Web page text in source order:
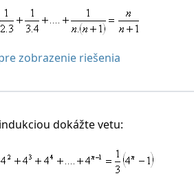
zobrazenie riešenia
dokážte vetu: